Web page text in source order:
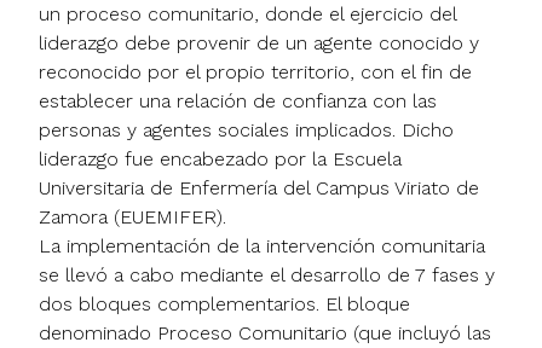
un proceso comunitario, donde el ejercicio del
liderazgo debe provenir de un agente conocido y
reconocido por el propio territorio, con el fin de
establecer una relación de confianza con las
personas y agentes sociales implicados. Dicho
liderazgo fue encabezado por la Escuela
Universitaria de Enfermería del Campus Viriato de
Zamora (EUEMIFER).
La implementación de la intervención comunitaria
se llevó a cabo mediante el desarrollo de 7 fases y
dos bloques complementarios. El bloque
denominado Proceso Comunitario (que incluyó las